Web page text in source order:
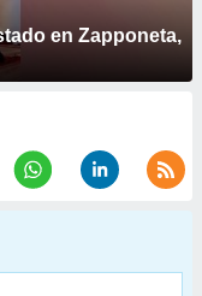
en Zapponeta,